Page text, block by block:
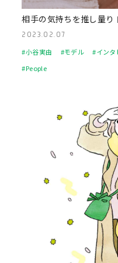
相手の気持ちを推し量り
2023.02.07
#小谷実由 #モデル #インタ
#People